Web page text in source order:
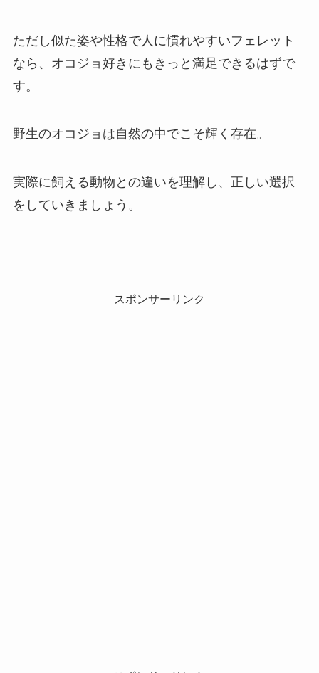
ただし似た姿や性格で人に慣れやすいフェレット
なら、オコジョ好きにもきっと満足できるはずで
す。
野生のオコジョは自然の中でこそ輝く存在。
実際に飼える動物との違いを理解し、正しい選択
をしていきましょう。
スポンサーリンク